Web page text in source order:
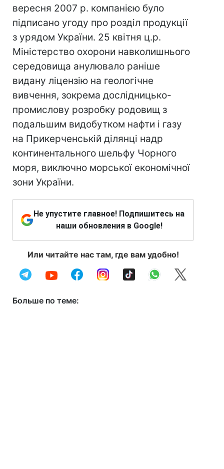
вересня 2007 р. компанією було
підписано угоду про розділ продукції
з урядом України. 25 квітня ц.р.
Міністерство охорони навколишнього
середовища анулювало раніше
видану ліцензію на геологічне
вивчення, зокрема дослідницько-
промислову розробку родовищ з
подальшим видобутком нафти і газу
на Прикерченській ділянці надр
континентального шельфу Чорного
моря, виключно морської економічної
зони України.
Не упустите главное! Подпишитесь на
наши обновления в Google!
Или читайте нас там, где вам удобно!
Больше по теме: